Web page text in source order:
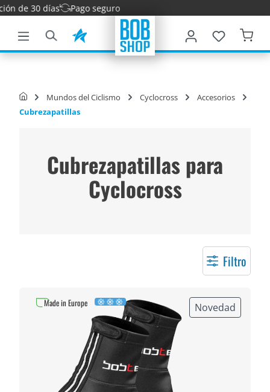
principal
30 días Pago seguro
Mundos del Ciclismo Cyclocross
Accesorios
Cubrezapatillas
Cubrezapatillas para
Cyclocross
Filtro
Novedad
Made in Europe